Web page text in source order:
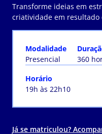
Transforme ideias em
criatividade em resultado
Modalidade
Presencial
360
Horário
19h às 22h10
Já se matriculou?